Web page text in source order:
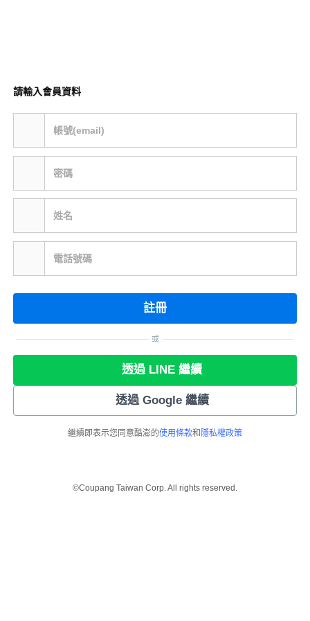
請輸入會員資料
帳號(email)
密碼
姓名
電話號碼
註冊
或
透過 LINE 繼續
透過 Google 繼續
繼續即表示您同意酷澎的使用條款和 隱私權政策
©Coupang Taiwan Corp. All rights reserved.